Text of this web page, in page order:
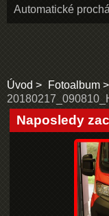
Automatické
Úvod Fotoalbum
Naposledy